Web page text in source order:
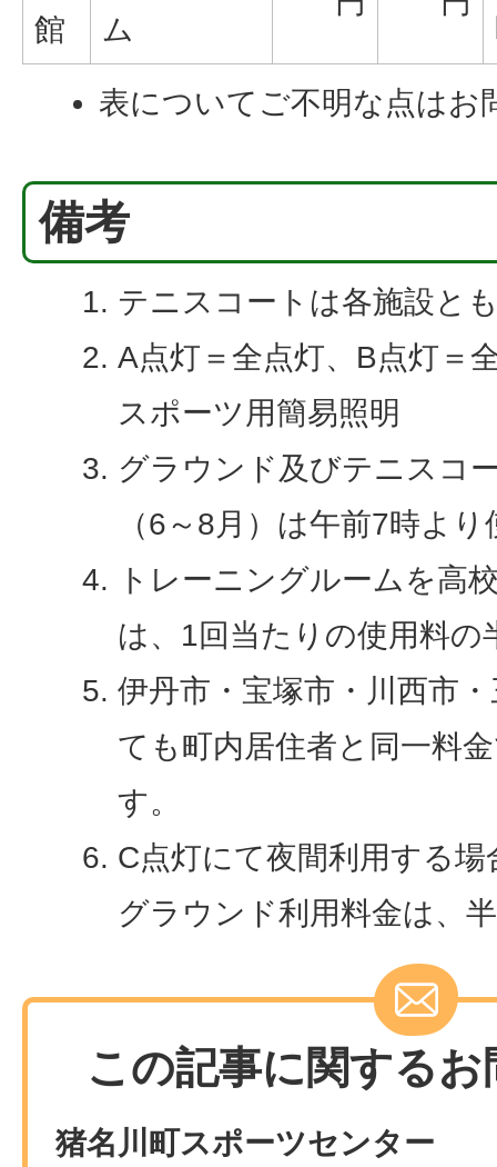
館 ム
表についてご不明な点はお
備考
テニスコートは各施設と
A点灯＝全点灯、B点灯＝
スポーツ用簡易照明
グラウンド及びテニスコ
（6～8月）は午前7時よ
トレーニングルームを高
は、1回当たりの使用料の
伊丹市・宝塚市・川西市
ても町内居住者と同一料
す。
C点灯にて夜間利用する
グラウンド利用料金は、
この記事に関する
猪名川町スポーツセンター